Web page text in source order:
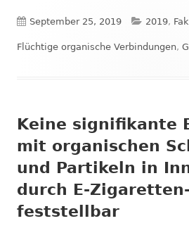
Veröffentlicht
am
September 25, 2019 2019,
Flüchtige organische Verbindungen,
Keine signifikante
mit organischen
und Partikeln in
durch E-
feststellbar